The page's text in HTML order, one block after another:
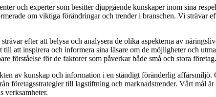
och experter som besitter djupgående kunskaper inom sina
om viktiga förändringar och trender i branschen. Vi strävar
efter att belysa och analysera de olika aspekterna av
att inspirera och informera sina läsare om de möjligheter och
förståelse för de faktorer som påverkar både små och stora företag.
av kunskap och information i en ständigt föränderlig
företagsstrategier till lagstiftning och marknadstrender. Vårt mål
verksamheter.